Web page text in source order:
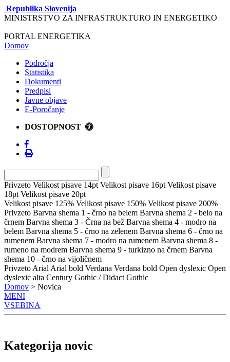
Republika Slovenija
MINISTRSTVO ZA INFRASTRUKTURO IN ENERGETIKO
PORTAL ENERGETIKA
Domov
Področja
Statistika
Dokumenti
Predpisi
Javne objave
E-Poročanje
DOSTOPNOST
Privzeto Velikost pisave 14pt Velikost pisave 16pt Velikost pisave
18pt Velikost pisave 20pt
Velikost pisave 125% Velikost pisave 150% Velikost pisave 200%
Privzeto Barvna shema 1 - črno na belem Barvna shema 2 - belo na
črnem Barvna shema 3 - Črna na bež Barvna shema 4 - modro na
belem Barvna shema 5 - črno na zelenem Barvna shema 6 - črno na
rumenem Barvna shema 7 - modro na rumenem Barvna shema 8 -
rumeno na modrem Barvna shema 9 - turkizno na črnem Barvna
shema 10 - črno na vijoličnem
Privzeto Arial Arial bold Verdana Verdana bold Open dyslexic Open
dyslexic alta Century Gothic / Didact Gothic
Domov > Novica
MENI
VSEBINA
Kategorija novic